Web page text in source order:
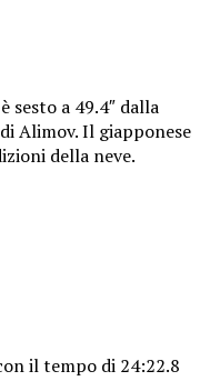
sesto a 49.4″ dalla
Alimov. Il giapponese
della neve.
il tempo di 24:22.8